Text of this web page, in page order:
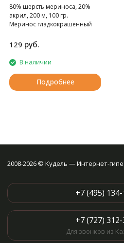
80% шерсть мериноса, 20%
акрил, 200 м, 100 гр.
Меринос гладкокрашенный
шерстью.
129 руб.
В наличии
Подробнее
2008-2026 © Кудель — Интернет-
+7 (495)
+7 (727)
Для звонков из